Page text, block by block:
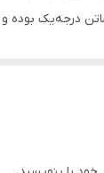
درجه‌یک بوده
و ماندگار